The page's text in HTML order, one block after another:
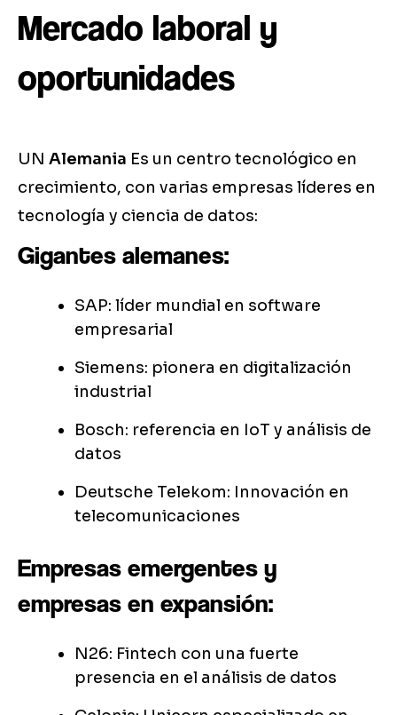
Mercado laboral y
oportunidades
UN Alemania Es un centro tecnológico en
crecimiento, con varias empresas líderes en
tecnología y ciencia de datos:
Gigantes alemanes:
SAP: líder mundial en software
empresarial
Siemens: pionera en digitalización
industrial
Bosch: referencia en IoT y análisis de
datos
Deutsche Telekom: Innovación en
telecomunicaciones
Empresas emergentes y
empresas en expansión:
N26: Fintech con una fuerte
presencia en el análisis de datos